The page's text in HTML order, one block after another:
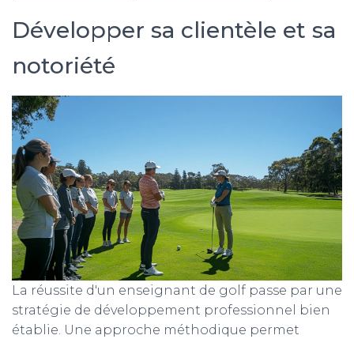
Développer sa clientèle et sa
notoriété
La réussite d'un enseignant de golf passe par une
stratégie de développement professionnel bien
établie. Une approche méthodique permet